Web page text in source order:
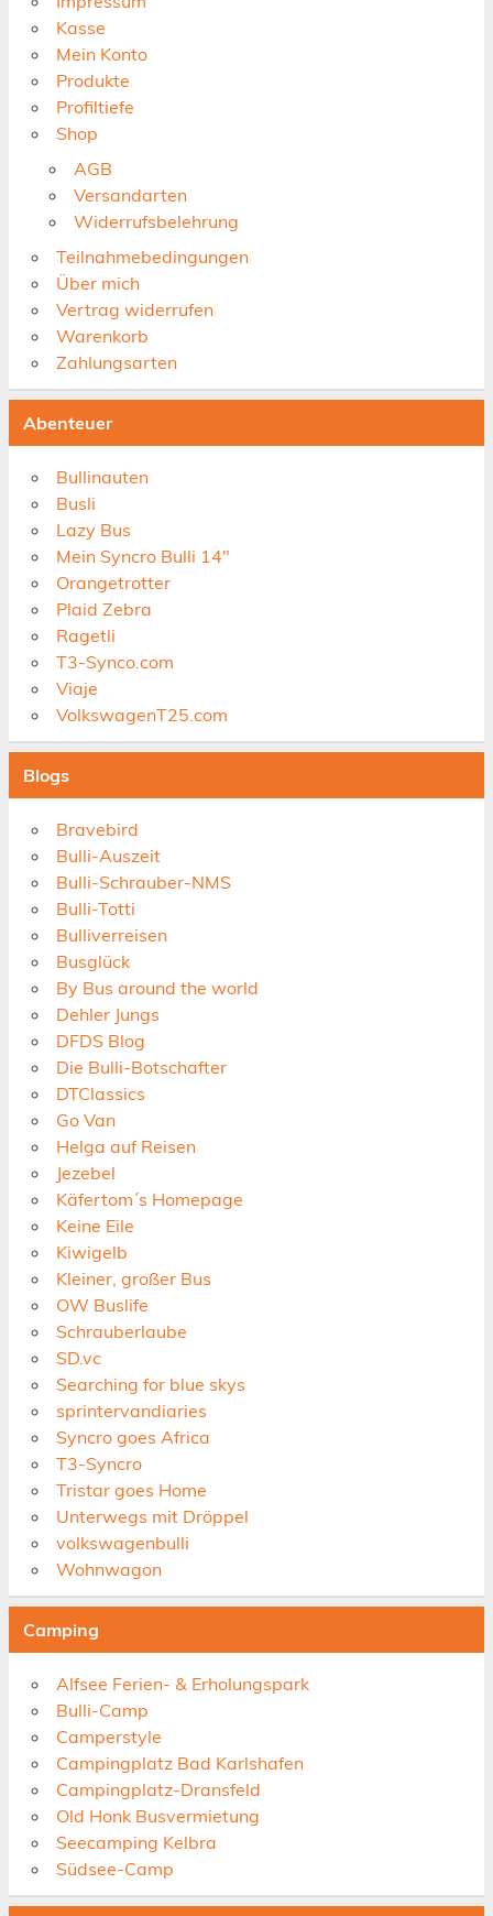
Kasse
Mein Konto
Produkte
Profiltiefe
Shop
AGB
Versandarten
Widerrufsbelehrung
Teilnahmebedingungen
Über mich
Vertrag widerrufen
Warenkorb
Zahlungsarten
Abenteuer
Bullinauten
Busli
Lazy Bus
Mein Syncro Bulli 14"
Orangetrotter
Plaid Zebra
Ragetli
T3-Synco.com
Viaje
VolkswagenT25.com
Blogs
Bravebird
Bulli-Auszeit
Bulli-Schrauber-NMS
Bulli-Totti
Bulliverreisen
Busglück
By Bus around the world
Dehler Jungs
DFDS Blog
Die Bulli-Botschafter
DTClassics
Go Van
Helga auf Reisen
Jezebel
Käfertom´s Homepage
Keine Eile
Kiwigelb
Kleiner, großer Bus
OW Buslife
Schrauberlaube
SD.vc
Searching for blue skys
sprintervandiaries
Syncro goes Africa
T3-Syncro
Tristar goes Home
Unterwegs mit Dröppel
volkswagenbulli
Wohnwagon
Camping
Alfsee Ferien- & Erholungspark
Bulli-Camp
Camperstyle
Campingplatz Bad Karlshafen
Campingplatz-Dransfeld
Old Honk Busvermietung
Seecamping Kelbra
Südsee-Camp